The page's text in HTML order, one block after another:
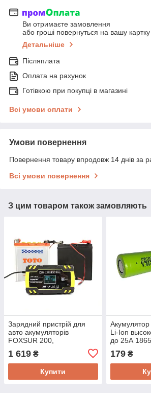
Ви отримаєте замовлення
або гроші повернуться на вашу картку
Детальніше
Післяплата
Оплата на рахунок
Готівкою при покупці в магазині
Всі умови оплати
Умови повернення
Повернення товару впродовж 14 днів за
Всі умови повернення
З цим товаром також замовляють
Зарядний пристрій для
авто акумуляторів
FOXSUR 200,
інтелектуальний контроль,
режим відновлення
батарей
1 619 ₴
Купити
Акумулятор
Li-Ion
до 25А
ємність!
179₴